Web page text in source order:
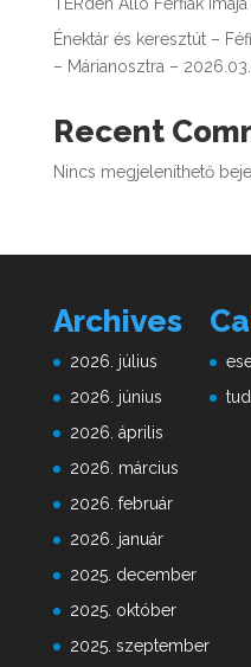
TÉRden Álló Férfiak
Énektár és keresztút –
– Márianosztra –
Recent
Nincs megjeleníthető
Archives
2026. július
2026. június
2026. április
2026. március
2026. február
2026. január
2025. december
2025. október
2025. szeptember